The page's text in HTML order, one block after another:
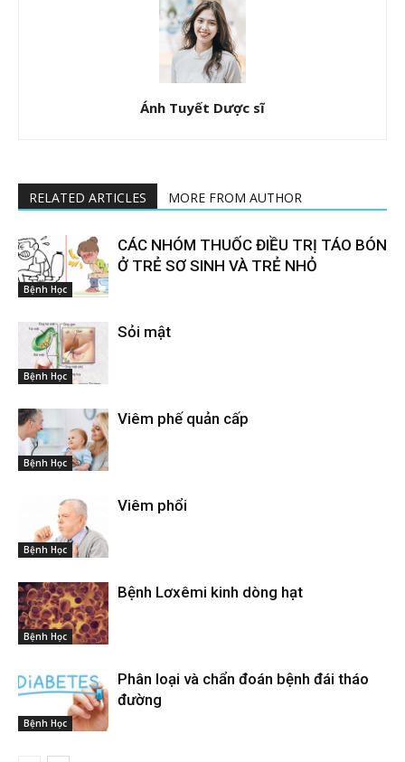
Ánh Tuyết Dược sĩ
RELATED ARTICLES MORE FROM AUTHOR
Bệnh Học
CÁC NHÓM THUỐC ĐIỀU TRỊ TÁO BÓN
Ở TRẺ SƠ SINH VÀ TRẺ NHỎ
Bệnh Học
Sỏi mật
Bệnh Học
Viêm phế quản cấp
Bệnh Học
Viêm phổi
Bệnh Học
Bệnh Lơxêmi kinh dòng hạt
Bệnh Học
Phân loại và chẩn đoán bệnh đái tháo
đường